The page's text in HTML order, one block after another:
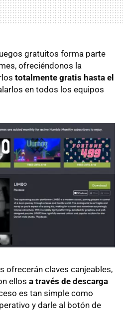
gratuitos forma parte
ofreciéndonos la
totalmente gratis hasta el
en todos los equipos
ofrecerán claves canjeables,
ellos a través de descarga
es tan simple como
y darle al botón de